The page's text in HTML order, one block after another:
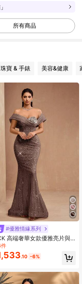
所有商品
珠寶 & 手錶 美容&健康
#優雅情緣系列
高端奢華女款優雅亮片與
肩修身魚尾禮服，手工鑲
胸部設計，適合正式晚宴
禮賓客穿著
.10 -6%